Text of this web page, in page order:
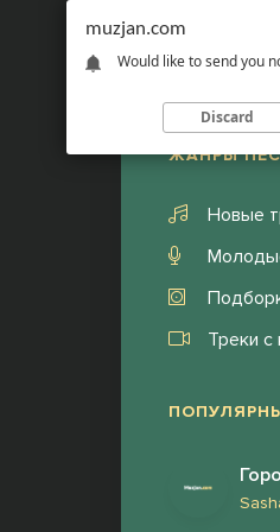
ЖАНРЫ
Новые
Треки с
muzjan.com
Would like to send you
Discard